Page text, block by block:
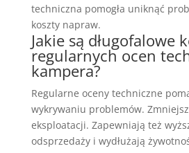
techniczna pomogła uniknąć
koszty napraw.
Jakie są długofalowe
regularnych ocen
kampera?
Regularne oceny techniczne
wykrywaniu problemów.
eksploatacji. Zapewniają też
odsprzedaży i wydłużają